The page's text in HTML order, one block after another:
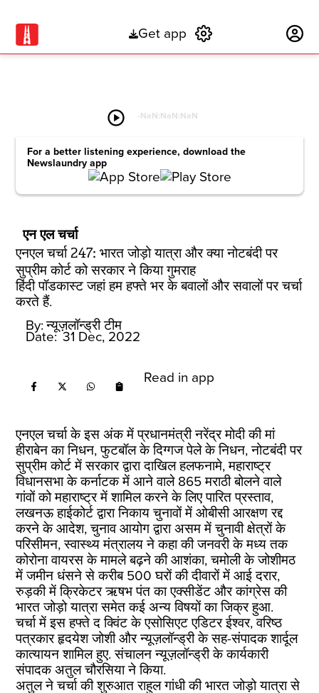
Get app
play_circle -NaN:NaN:NaN
For a better listening experience, download the
Newslaundry app
एन एल चर्चा
एनएल चर्चा 247: भारत जोड़ो यात्रा और क्या नोटबंदी पर
सुप्रीम कोर्ट को सरकार ने किया गुमराह
हिंदी पॉडकास्ट जहां हम हफ्ते भर के बवालों और सवालों पर चर्चा
करते हैं.
By: न्यूज़लॉन्ड्री टीम
Date: 31 Dec, 2022
Read in app
एनएल चर्चा के इस अंक में प्रधानमंत्री नरेंद्र मोदी की मां
हीराबेन का निधन, फुटबॉल के दिग्गज पेले के निधन, नोटबंदी पर
सुप्रीम कोर्ट में सरकार द्वारा दाखिल हलफनामे, महाराष्ट्र
विधानसभा के कर्नाटक में आने वाले 865 मराठी बोलने वाले
गांवों को महाराष्ट्र में शामिल करने के लिए पारित प्रस्ताव,
लखनऊ हाईकोर्ट द्वारा निकाय चुनावों में ओबीसी आरक्षण रद्द
करने के आदेश, चुनाव आयोग द्वारा असम में चुनावी क्षेत्रों के
परिसीमन, स्वास्थ्य मंत्रालय ने कहा की जनवरी के मध्य तक
कोरोना वायरस के मामले बढ़ने की आशंका, चमोली के जोशीमठ
में जमीन धंसने से करीब 500 घरों की दीवारों में आई दरार,
रुड़की में क्रिकेटर ऋषभ पंत का एक्सीडेंट और कांग्रेस की
भारत जोड़ो यात्रा समेत कई अन्य विषयों का जिक्र हुआ.
चर्चा में इस हफ्ते द क्विंट के एसोसिएट एडिटर ईश्वर, वरिष्ठ
पत्रकार हृदयेश जोशी और न्यूज़लॉन्ड्री के सह-संपादक शार्दूल
कात्यायन शामिल हुए. संचालन न्यूज़लॉन्ड्री के कार्यकारी
संपादक अतुल चौरसिया ने किया.
अतुल ने चर्चा की शुरुआत राहुल गांधी की भारत जोड़ो यात्रा से